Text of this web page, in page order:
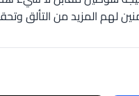
لهم المزيد من التألق